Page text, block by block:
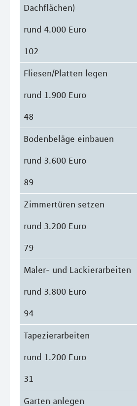
Dachflächen)
rund 4.000 Euro
102
Fliesen/Platten legen
rund 1.900 Euro
48
Bodenbeläge einbauen
rund 3.600 Euro
89
Zimmertüren setzen
rund 3.200 Euro
79
Maler- und Lackierarbeiten
rund 3.800 Euro
94
Tapezierarbeiten
rund 1.200 Euro
31
Garten anlegen